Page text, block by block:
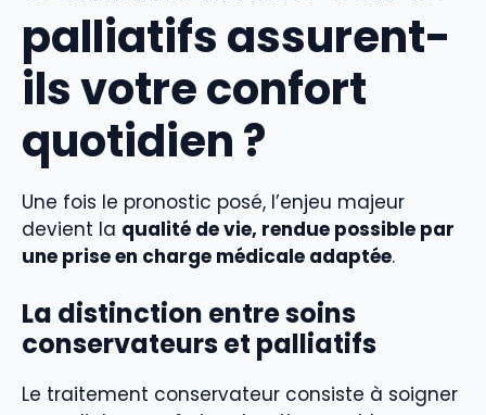
palliatifs assurent-
ils votre confort
quotidien ?
Une fois le pronostic posé, l’enjeu majeur
devient la qualité de vie, rendue possible par
une prise en charge médicale adaptée.
La distinction entre soins
conservateurs et palliatifs
Le traitement conservateur consiste à soigner